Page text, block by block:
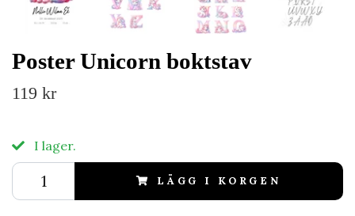
Poster Unicorn boktstav
119 kr
I lager.
LÄGG I KORGEN